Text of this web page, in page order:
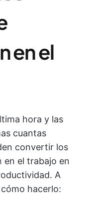
en el
hora y las
cuantas
convertir los
en el trabajo en
A
hacerlo: